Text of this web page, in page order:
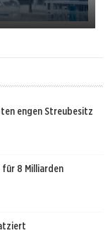
engen Streubesitz
8 Milliarden